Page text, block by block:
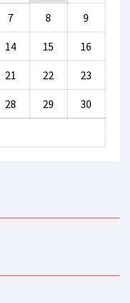
7 8 9
14 15 16
21 22 23
28 29 30